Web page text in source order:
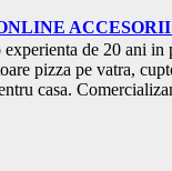
de 20 ani in
pizza pe vatra,
casa.